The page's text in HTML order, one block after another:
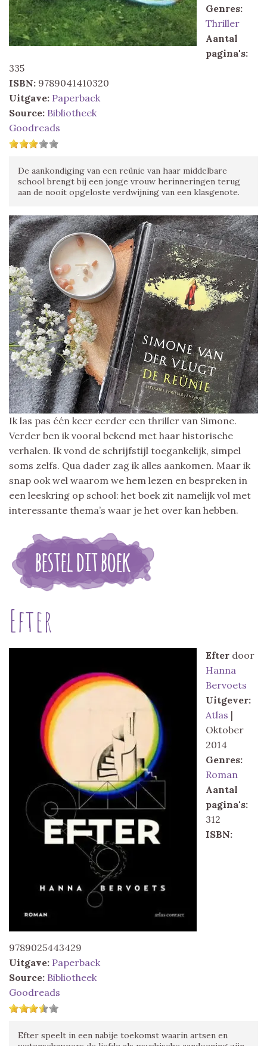
Genres:
Thriller
Aantal
pagina's:
335
ISBN: 9789041410320
Uitgave: Paperback
Source: Bibliotheek
Goodreads
De aankondiging van een reünie van haar middelbare
school brengt bij een jonge vrouw herinneringen terug
aan de nooit opgeloste verdwijning van een klasgenote.
Ik las pas één keer eerder een thriller van Simone.
Verder ben ik vooral bekend met haar historische
verhalen. Ik vond de schrijfstijl toegankelijk, simpel
soms zelfs. Qua dader zag ik alles aankomen. Maar ik
snap ook wel waarom we hem lezen en bespreken in
een leeskring op school: het boek zit namelijk vol met
interessante thema’s waar je het over kan hebben.
Efter
Efter door
Hanna
Bervoets
Uitgever:
Atlas |
Oktober
2014
Genres:
Roman
Aantal
pagina's:
312
ISBN:
9789025443429
Uitgave: Paperback
Source: Bibliotheek
Goodreads
Efter speelt in een nabije toekomst waarin artsen en